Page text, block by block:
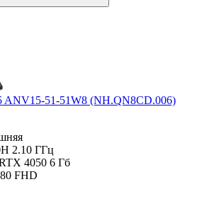
ANV15-51-51W8 (NH.QN8CD.006)
2.10 ГГц
4050 6 Гб
FHD